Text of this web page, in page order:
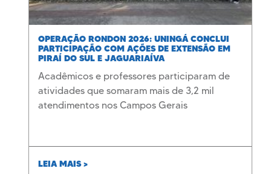
OPERAÇÃO RONDON 2026: UNINGÁ CONCLUI
PARTICIPAÇÃO COM AÇÕES DE EXTENSÃO EM
PIRAÍ DO SUL E JAGUARIAÍVA
Acadêmicos e professores participaram de
atividades que somaram mais de 3,2 mil
atendimentos nos Campos Gerais
LEIA MAIS >